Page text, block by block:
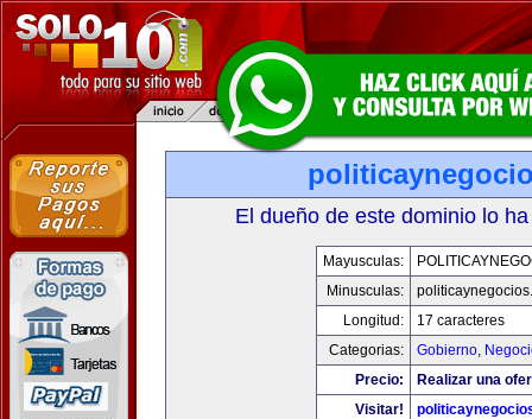
El dueño de este dominio lo
Mayusculas:
Minusculas:
Longitud:
17 caracteres
Categorias:
Gobierno,
Precio:
Realizar una
Visitar!